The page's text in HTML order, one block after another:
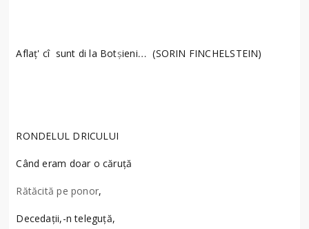
Aflaţ' cî sunt di la Botșieni… (SORIN FINCHELSTEIN)
RONDELUL DRICULUI
Când eram doar o căruţă
Rătăcită pe ponor,
Decedaţii,-n teleguţă,